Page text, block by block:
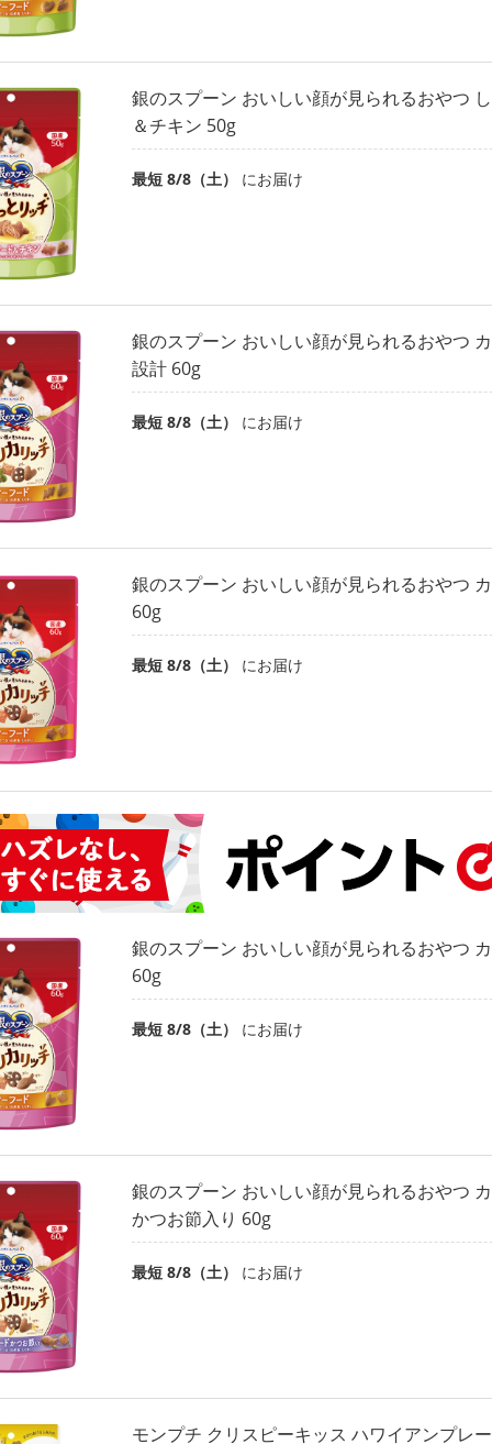
銀のスプーン おいしい顔が見られるおやつ
＆チキン 50g
最短 8/8（土） にお届け
銀のスプーン おいしい顔が見られるおやつ
設計 60g
最短 8/8（土） にお届け
銀のスプーン おいしい顔が見られるおやつ
60g
最短 8/8（土） にお届け
銀のスプーン おいしい顔が見られるおやつ
60g
最短 8/8（土） にお届け
銀のスプーン おいしい顔が見られるおやつ
かつお節入り 60g
最短 8/8（土） にお届け
モンプチ クリスピーキッス ハワイアンプレ